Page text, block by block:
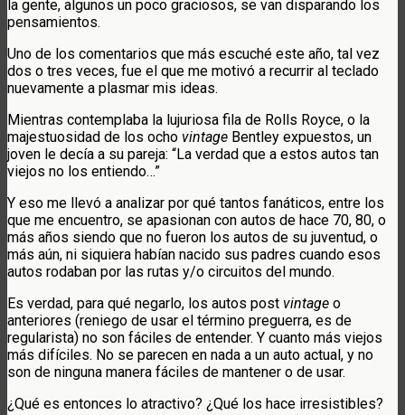
la gente, algunos un poco graciosos, se van disparando los
pensamientos.
Uno de los comentarios que más escuché este año, tal vez
dos o tres veces, fue el que me motivó a recurrir al teclado
nuevamente a plasmar mis ideas.
Mientras contemplaba la lujuriosa fila de Rolls Royce, o la
majestuosidad de los ocho vintage Bentley expuestos, un
joven le decía a su pareja: “La verdad que a estos autos tan
viejos no los entiendo…”
Y eso me llevó a analizar por qué tantos fanáticos, entre los
que me encuentro, se apasionan con autos de hace 70, 80, o
más años siendo que no fueron los autos de su juventud, o
más aún, ni siquiera habían nacido sus padres cuando esos
autos rodaban por las rutas y/o circuitos del mundo.
Es verdad, para qué negarlo, los autos post vintage o
anteriores (reniego de usar el término preguerra, es de
regularista) no son fáciles de entender. Y cuanto más viejos
más difíciles. No se parecen en nada a un auto actual, y no
son de ninguna manera fáciles de mantener o de usar.
¿Qué es entonces lo atractivo? ¿Qué los hace irresistibles?